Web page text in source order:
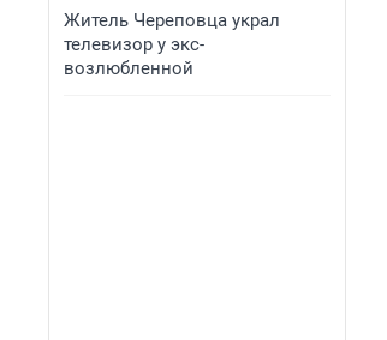
Житель Череповца украл
телевизор у экс-
возлюбленной